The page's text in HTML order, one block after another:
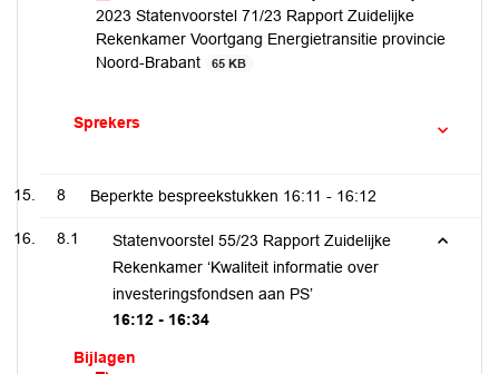
2023 Statenvoorstel 71/23 Rapport Zuidelijke
Rekenkamer Voortgang Energietransitie provincie
Noord-Brabant
65 KB
Sprekers
8 Beperkte bespreekstukken 16:11 - 16:12
8.1
Statenvoorstel 55/23 Rapport Zuidelijke
Rekenkamer ‘Kwaliteit informatie over
investeringsfondsen aan PS’
16:12 - 16:34
Bijlagen